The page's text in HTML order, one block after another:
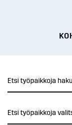
Etsi työpaikkoja